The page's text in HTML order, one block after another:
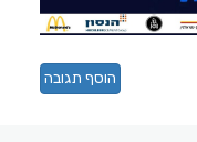
הוסף תגובה